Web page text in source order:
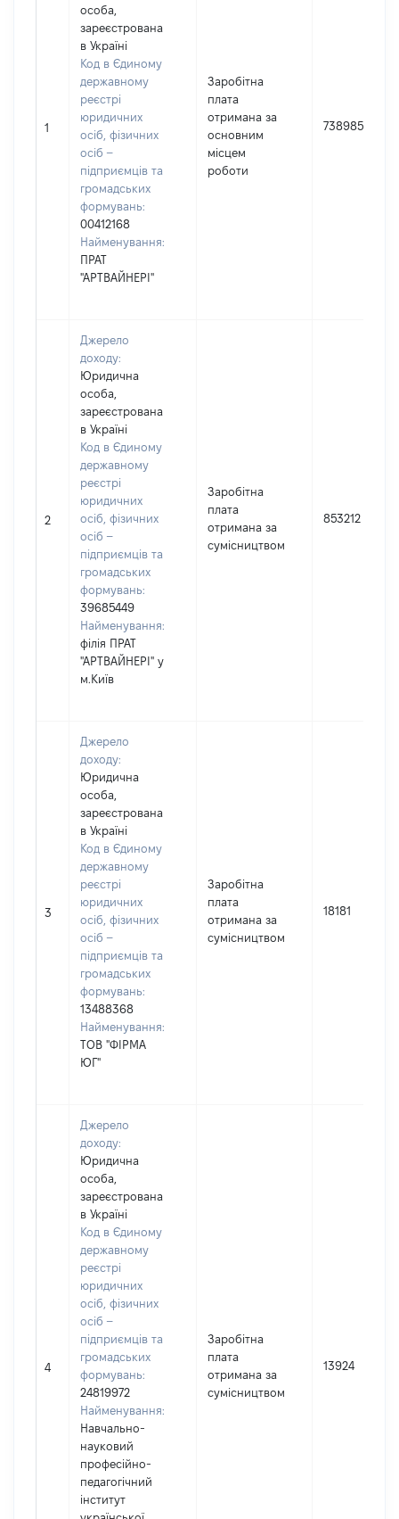
1
особа,
зареєстрована
в Україні
Код в Єдиному
державному
реєстрі
юридичних
осіб, фізичних
осіб –
підприємців та
громадських
формувань:
00412168
Найменування:
ПРАТ
"АРТВАЙНЕРІ"
Заробітна
плата
отримана за
основним
місцем
роботи
738985
2
Джерело
доходу:
Юридична
особа,
зареєстрована
в Україні
Код в Єдиному
державному
реєстрі
юридичних
осіб, фізичних
осіб –
підприємців та
громадських
формувань:
39685449
Найменування:
філія ПРАТ
"АРТВАЙНЕРІ" у
м.Київ
Заробітна
плата
отримана за
сумісництвом
853212
3
Джерело
доходу:
Юридична
особа,
зареєстрована
в Україні
Код в Єдиному
державному
реєстрі
юридичних
осіб, фізичних
осіб –
підприємців та
громадських
формувань:
13488368
Найменування:
ТОВ "ФІРМА
ЮГ"
Заробітна
плата
отримана за
сумісництвом
18181
4
Джерело
доходу:
Юридична
особа,
зареєстрована
в Україні
Код в Єдиному
державному
реєстрі
юридичних
осіб, фізичних
осіб –
підприємців та
громадських
формувань:
24819972
Найменування:
Навчально-
науковий
професійно-
педагогічний
інститут
Заробітна
плата
отримана за
сумісництвом
13924